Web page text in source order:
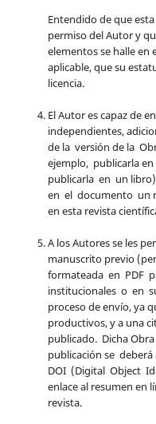
Entendido de que
permiso del Autor y
elementos se halle en
aplicable, que su
licencia.
El Autor es capaz de
independientes,
de la versión de la
ejemplo, publicarla
publicarla en un
en el documento un
en esta revista
A los Autores se les
manuscrito previo
formateada en PDF
institucionales o en
proceso de envío, ya
productivos, y a una
publicado. Dicha
publicación se
DOI (Digital Object
enlace al resumen en
revista.